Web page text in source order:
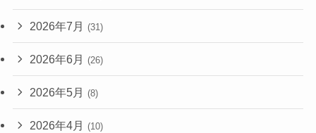
2026年7月 (31)
2026年6月 (26)
2026年5月 (8)
2026年4月 (10)